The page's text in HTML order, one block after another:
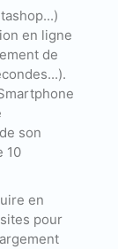
en ligne
de
son
10
en
pour